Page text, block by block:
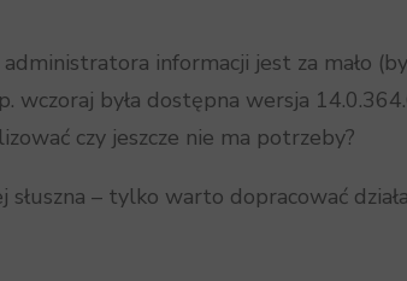
informacji jest za mało
wczoraj była dostępna wersja
czy jeszcze nie ma potrzeby?
– tylko warto dopracować